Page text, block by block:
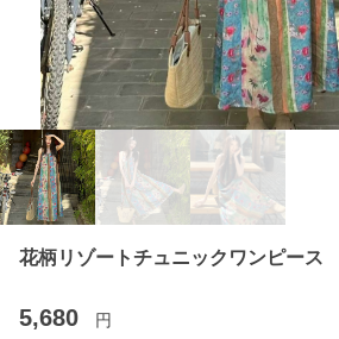
花柄リゾートチュニックワンピース
5,680 円